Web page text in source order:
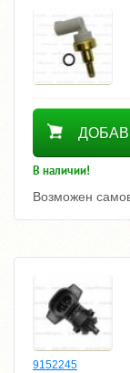
1800
В наличии!
Возможен
9152245